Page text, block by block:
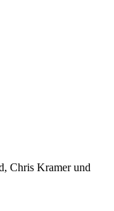
Chris Kramer und